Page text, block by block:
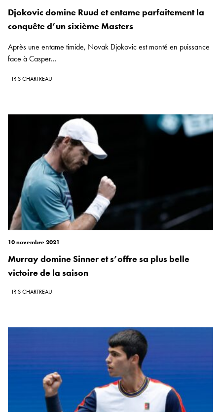
Djokovic domine Ruud et entame parfaitement la
conquête d’un sixième Masters
Après une entame timide, Novak Djokovic est monté en puissance
face à Casper...
IRIS CHARTREAU
10 novembre 2021
Murray domine Sinner et s’offre sa plus belle
victoire de la saison
IRIS CHARTREAU